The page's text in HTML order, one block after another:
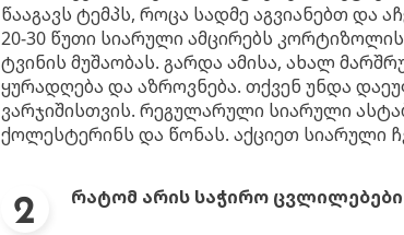
წააგავს ტემპს, როცა სადმე აგვიანებთ და
20-30 წუთი სიარული ამცირებს
ტვინის მუშაობას. გარდა ამისა, ახალ
ყურადღება და აზროვნება. თქვენ უნდა
ვარჯიშისთვის. რეგულარული სიარული
ქოლესტერინს და წონას. აქციეთ სიარული
რატომ არის საჭირო ცვლილებები